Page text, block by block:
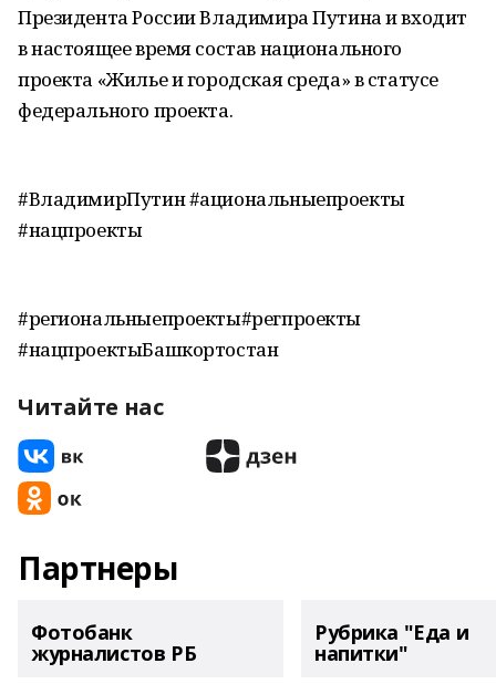
Президента России Владимира Путина и входит
в настоящее время состав национального
проекта «Жилье и городская среда» в статусе
федерального проекта.
#ВладимирПутин #ациональныепроекты
#нацпроекты
#региональныепроекты#регпроекты
#нацпроектыБашкортостан
Читайте нас
Партнеры
Фотобанк
журналистов РБ
Рубрика "Еда и
напитки"